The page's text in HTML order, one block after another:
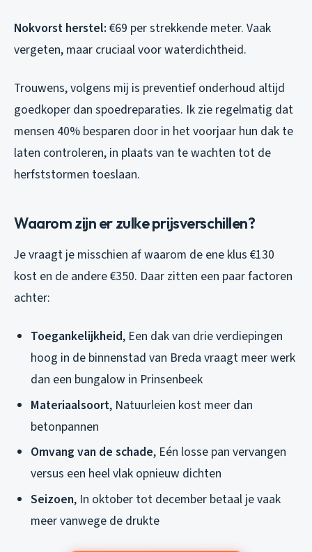
Nokvorst herstel: €69 per strekkende meter. Vaak
vergeten, maar cruciaal voor waterdichtheid.
Trouwens, volgens mij is preventief onderhoud altijd
goedkoper dan spoedreparaties. Ik zie regelmatig dat
mensen 40% besparen door in het voorjaar hun dak te
laten controleren, in plaats van te wachten tot de
herfststormen toeslaan.
Waarom zijn er zulke prijsverschillen?
Je vraagt je misschien af waarom de ene klus €130
kost en de andere €350. Daar zitten een paar factoren
achter:
Toegankelijkheid, Een dak van drie verdiepingen
hoog in de binnenstad van Breda vraagt meer werk
dan een bungalow in Prinsenbeek
Materiaalsoort, Natuurleien kost meer dan
betonpannen
Omvang van de schade, Eén losse pan vervangen
versus een heel vlak opnieuw dichten
Seizoen, In oktober tot december betaal je vaak
meer vanwege de drukte